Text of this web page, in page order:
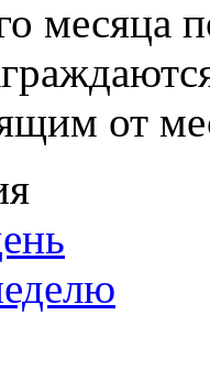
месяца
от